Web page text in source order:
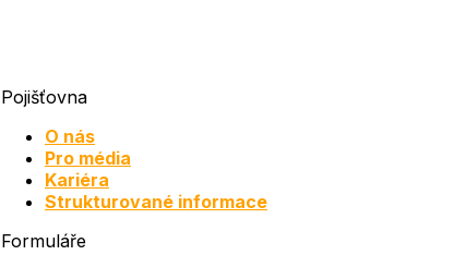
Pojišťovna
O nás
Pro média
Kariéra
Strukturované informace
Formuláře